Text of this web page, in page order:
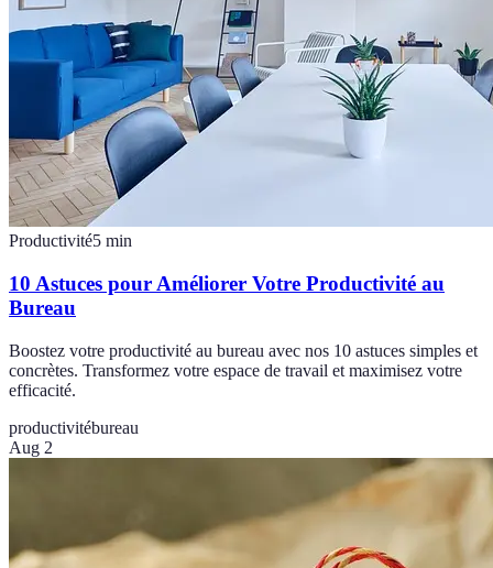
Productivité5 min
10 Astuces pour Améliorer Votre Productivité au
Bureau
Boostez votre productivité au bureau avec nos 10 astuces simples et
concrètes. Transformez votre espace de travail et maximisez votre
efficacité.
productivitébureau
Aug 2